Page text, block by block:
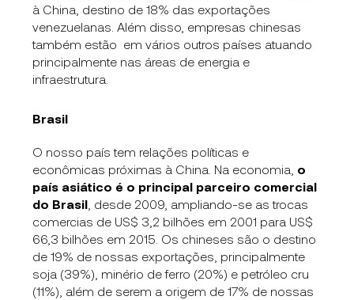
à China, destino de 18% das exportações
venezuelanas. Além disso, empresas chinesas
também estão em vários outros países atuando
principalmente nas áreas de energia e
infraestrutura.
Brasil
O nosso país tem relações políticas e
econômicas próximas à China. Na economia, o
país asiático é o principal parceiro comercial
do Brasil , desde 2009, ampliando-se as trocas
comercias de US$ 3,2 bilhões em 2001 para US$
66,3 bilhões em 2015. Os chineses são o destino
de 19% de nossas exportações, principalmente
soja (39%), minério de ferro (20%) e petróleo cru
(11%), além de serem a origem de 17% de nossas